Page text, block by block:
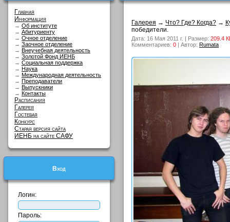
Главная
Информация
→ Об институте
→ Абитуриенту
→ Очное отделение
→ Заочное отделение
→ Внеучебная деятельность
→ Золотой Фонд ИЕНБ
→ Социальная поддержка
→ Наука
→ Международная деятельность
→ Преподаватели
→ Выпускники
→ Контакты
Расписания
Галерея
Гостевая
Конкурс
Старая версия сайта
ИЕНБ на сайте САФУ
Вход
Логин:
Пароль:
Галерея → Что? Где? Когда? →
победители.
Дата: 16 Мая 2011 г. | Размер: 209.4
Комментариев: 0 | Автор: Rumata